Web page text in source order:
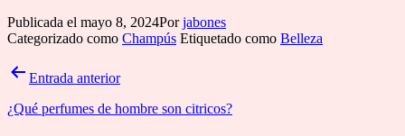
Publicada el mayo 8, 2024Porjabones
Categorizado como Champús Etiquetado como Belleza
Navegación
entradas
Entrada anterior
¿Qué perfumes de hombre son citricos?